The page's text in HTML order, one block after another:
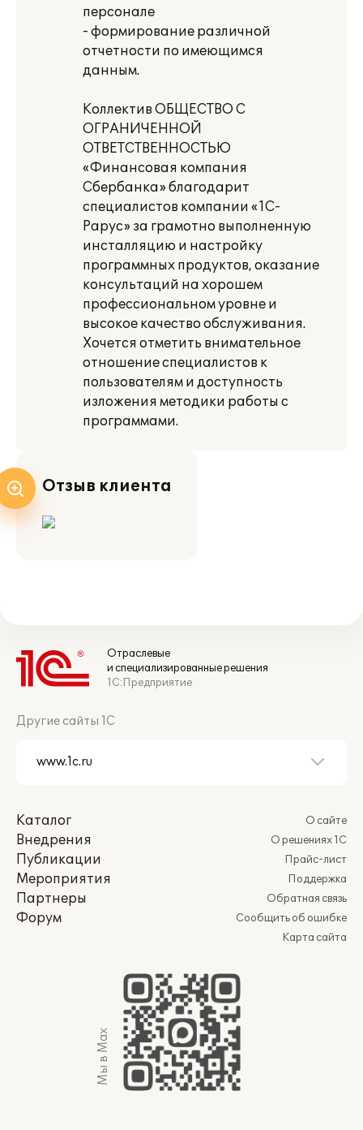
персонале
- формирование различной
отчетности по имеющимся
данным.
Коллектив ОБЩЕСТВО С
ОГРАНИЧЕННОЙ
ОТВЕТСТВЕННОСТЬЮ
«Финансовая компания
Сбербанка» благодарит
специалистов компании «1С-
Рарус» за грамотно выполненную
инсталляцию и настройку
программных продуктов, оказание
консультаций на хорошем
профессиональном уровне и
высокое качество обслуживания.
Хочется отметить внимательное
отношение специалистов к
пользователям и доступность
изложения методики работы с
программами.
Отзыв клиента
Отраслевые
и специализированные решения
1С:Предприятие
Другие сайты 1С
Каталог
Внедрения
Публикации
Мероприятия
Партнеры
Форум
О сайте
О решениях 1С
Прайс-лист
Поддержка
Обратная связь
Сообщить об ошибке
Карта сайта
Мы в Max